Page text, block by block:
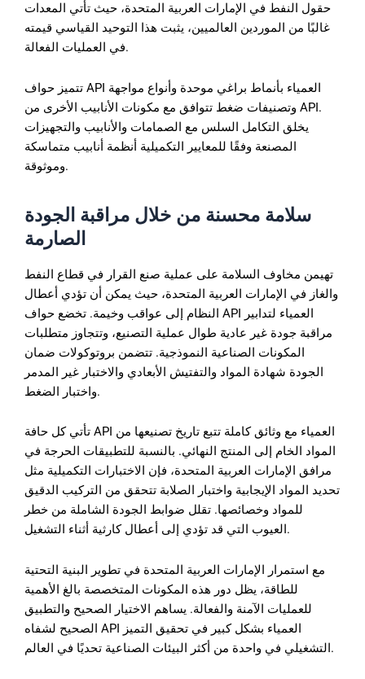
حقول النفط في الإمارات العربية المتحدة، حيث تأتي المعدات
غالبًا من الموردين العالميين، يثبت هذا التوحيد القياسي قيمته
في العمليات الفعالة.
تتميز حواف API العمياء بأنماط براغي موحدة وأنواع مواجهة
وتصنيفات ضغط تتوافق مع مكونات الأنابيب الأخرى من API.
يخلق التكامل السلس مع الصمامات والأنابيب والتجهيزات
المصنعة وفقًا للمعايير التكميلية أنظمة أنابيب متماسكة
وموثوقة.
سلامة محسنة من خلال مراقبة الجودة
الصارمة
تهيمن مخاوف السلامة على عملية صنع القرار في قطاع النفط
والغاز في الإمارات العربية المتحدة، حيث يمكن أن تؤدي أعطال
النظام إلى عواقب وخيمة. تخضع حواف API العمياء لتدابير
مراقبة جودة غير عادية طوال عملية التصنيع، وتتجاوز متطلبات
المكونات الصناعية النموذجية. تتضمن بروتوكولات ضمان
الجودة شهادة المواد والتفتيش الأبعادي والاختبار غير المدمر
واختبار الضغط.
تأتي كل حافة API العمياء مع وثائق كاملة تتبع تاريخ تصنيعها من
المواد الخام إلى المنتج النهائي. بالنسبة للتطبيقات الحرجة في
مرافق الإمارات العربية المتحدة، فإن الاختبارات التكميلية مثل
تحديد المواد الإيجابية واختبار الصلابة تتحقق من التركيب الدقيق
للمواد وخصائصها. تقلل ضوابط الجودة الشاملة من خطر
العيوب التي قد تؤدي إلى أعطال كارثية أثناء التشغيل.
مع استمرار الإمارات العربية المتحدة في تطوير البنية التحتية
للطاقة، يظل دور هذه المكونات المتخصصة بالغ الأهمية
للعمليات الآمنة والفعالة. يساهم الاختيار الصحيح والتطبيق
الصحيح لشفاه API العمياء بشكل كبير في تحقيق التميز
التشغيلي في واحدة من أكثر البيئات الصناعية تحديًا في العالم.